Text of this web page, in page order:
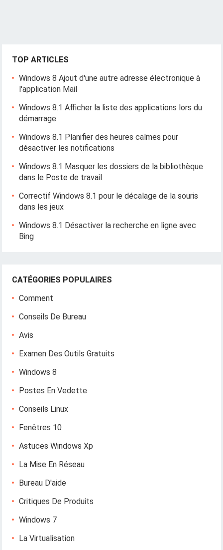
TOP ARTICLES
Windows 8 Ajout d'une autre adresse électronique à
l'application Mail
Windows 8.1 Afficher la liste des applications lors du
démarrage
Windows 8.1 Planifier des heures calmes pour
désactiver les notifications
Windows 8.1 Masquer les dossiers de la bibliothèque
dans le Poste de travail
Correctif Windows 8.1 pour le décalage de la souris
dans les jeux
Windows 8.1 Désactiver la recherche en ligne avec
Bing
CATÉGORIES POPULAIRES
Comment
Conseils De Bureau
Avis
Examen Des Outils Gratuits
Windows 8
Postes En Vedette
Conseils Linux
Fenêtres 10
Astuces Windows Xp
La Mise En Réseau
Bureau D'aide
Critiques De Produits
Windows 7
La Virtualisation